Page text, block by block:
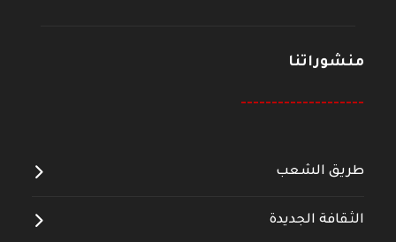
منشوراتنا
--------------------
طريق الشعب
الثقافة الجديدة